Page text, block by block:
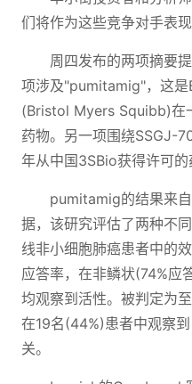
们将作为这些竞争对手表现
周四发布的两项摘要
项涉及"pumitamig"，这
(Bristol Myers Squibb)在
药物。另一项围绕SSGJ-
年从中国3SBio获得许可的
pumitamig的结果来
据，该研究评估了两种不
线非小细胞肺癌患者中的
应答率，在非鳞状(74%应
均观察到活性。被判定为
在19名(44%)患者中观察
关。